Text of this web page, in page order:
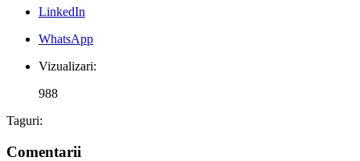
LinkedIn
WhatsApp
Vizualizari:
988
Taguri:
Comentarii